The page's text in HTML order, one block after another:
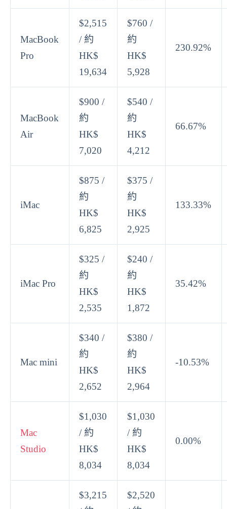
MacBook
Pro
$2,515
/ 約
HK$
19,634
$760 /
約
HK$
5,928
230.92%
MacBook
Air
$900 /
約
HK$
7,020
$540 /
約
HK$
4,212
66.67%
iMac
$875 /
約
HK$
6,825
$375 /
約
HK$
2,925
133.33%
iMac Pro
$325 /
約
HK$
2,535
$240 /
約
HK$
1,872
35.42%
Mac mini
$340 /
約
HK$
2,652
$380 /
約
HK$
2,964
-10.53%
Mac
Studio
$1,030
/ 約
HK$
8,034
$1,030
/ 約
HK$
8,034
0.00%
$3,215
$2,520